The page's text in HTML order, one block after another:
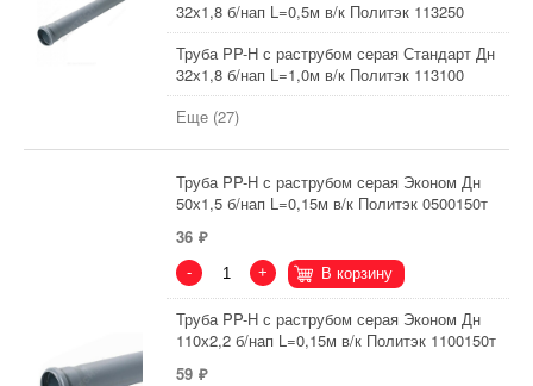
32х1,8 б/нап L=0,5м в/к Политэк 113250
Труба PP-H с раструбом серая Стандарт Дн
32х1,8 б/нап L=1,0м в/к Политэк 113100
Еще (27)
Труба PP-H с раструбом серая Эконом Дн
50х1,5 б/нап L=0,15м в/к Политэк 0500150т
36
- + В корзину
Труба PP-H с раструбом серая Эконом Дн
110х2,2 б/нап L=0,15м в/к Политэк 1100150т
59